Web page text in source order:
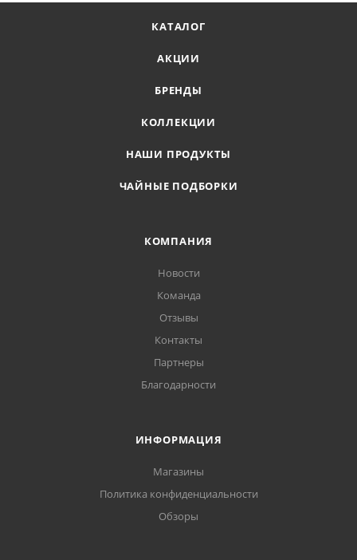
КАТАЛОГ
АКЦИИ
БРЕНДЫ
КОЛЛЕКЦИИ
НАШИ ПРОДУКТЫ
ЧАЙНЫЕ ПОДБОРКИ
КОМПАНИЯ
Новости
Команда
Отзывы
Контакты
Партнеры
Благодарности
ИНФОРМАЦИЯ
Магазины
Политика конфиденциальности
Обзоры